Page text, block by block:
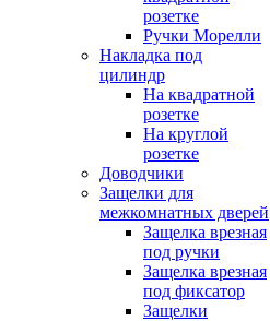
розетке
Ручки Морелли
Накладка под
цилиндр
На квадратной
розетке
На круглой
розетке
Доводчики
Защелки для
межкомнатных дверей
Защелка врезная
под ручки
Защелка врезная
под фиксатор
Защелки